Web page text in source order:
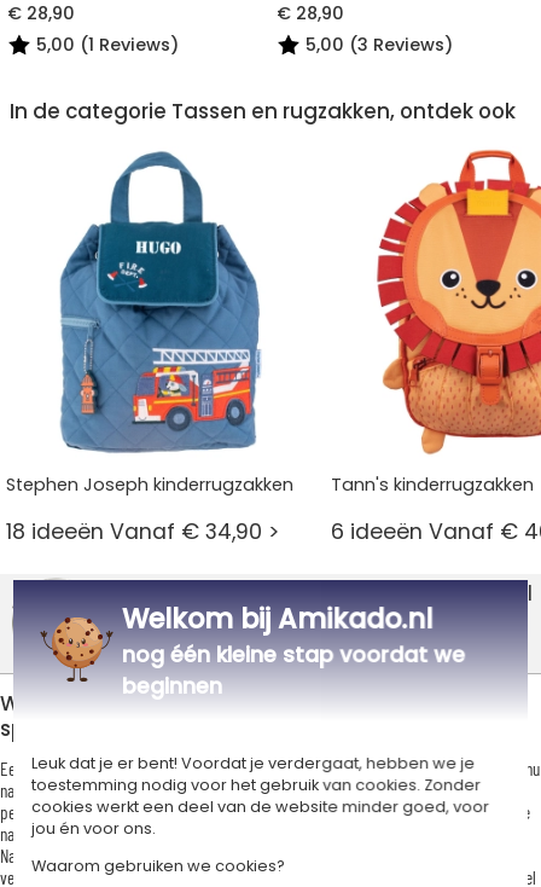
€ 28,90
5,00 (1 Reviews)
€ 28,90
5,00 (3 Reviews)
In de categorie Tassen en rugzakken, ontdek ook
Stephen Joseph kinderrugzakken
18 ideeën Vanaf € 34,90 >
Tann's kinderrugzakken
6 ideeën Vanaf €
Producten reviews Amikado.nl
4,7/5
(365 reviews)
Waarom kiezen voor gepersonaliseerde
sporttassen?
Een gepersonaliseerde sporttasis een dagelijkse metgezel die je overal volgt, of je nu
naar de sportschool gaat, gaat wandelen, buiten traint of zelfs op reis bent. Het
personaliseren ervan geeft het een unieke identiteit, of het nu gaat om een geborduurde
naam, een logo, een inspirerende boodschap of een origineel ontwerp.
Naast dat het esthetisch en trendy is, voorkomt een gepersonaliseerde sporttas
verwarring in de kleedkamers en voegt het een extra motivatie toe aan je trainingen. Stel
Welkom bij Amikado.nl
nog één kleine stap voordat we
beginnen
Leuk dat je er bent! Voordat je verdergaat, hebben we je
toestemming nodig voor het gebruik van cookies. Zonder
cookies werkt een deel van de website minder goed, voor
jou én voor ons.
Waarom gebruiken we cookies?